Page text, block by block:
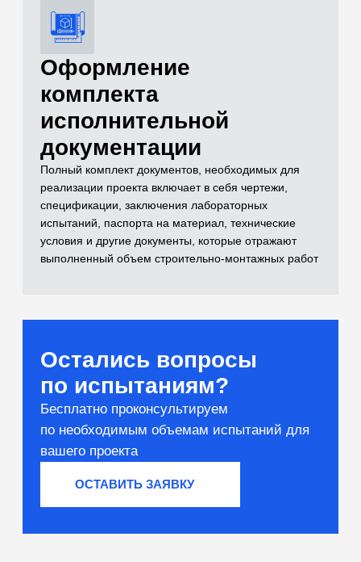
и лабораторные
испытания)
для расчетов оснований
[02]
Бетоны и растворы
Контроль качества монолитных
[03]
Нерудные материалы
[04]
Вяжущие и сырьё
Тестирование компонентов